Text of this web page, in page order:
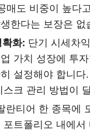
매도 비중이 높다
한다는 보장은 없
확화: 단기 시세차
가치 성장에 투
설정해야 합니다
스크 관리 방법이
란티어 한 종목에
포트폴리오 내에서